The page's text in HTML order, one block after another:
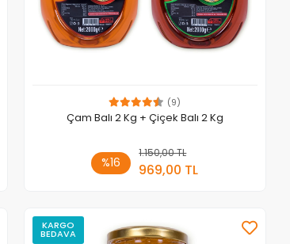
(9)
Çam Balı 2 Kg + Çiçek Balı 2 Kg
%16
1.150,00 TL
969,00 TL
Sepete Ekle
KARGO
BEDAVA